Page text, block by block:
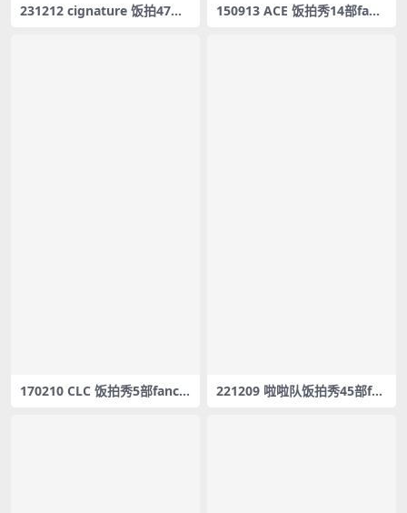
231212 cignature 饭拍47部f
150913 ACE 饭拍秀14部fanc
170210 CLC 饭拍秀5部fanca
221209 啦啦队饭拍秀45部fan